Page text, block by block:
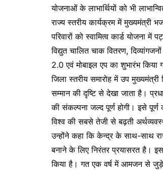
योजनाओं के लाभार्थियों को भी
राज्य स्तरीय कार्यक्रम में मुख्यमंत्री
परिवारों को स्वामित्व कार्ड योजना
विद्युत चालित चाक वितरण,
2.0 एवं मोबाइल एप का शुभारंभ किया
जिला स्तरीय समारोह में उप
सम्मान की दृष्टि से देखा जाता है।
की संकल्पना जल्द पूर्ण होगी। इसे
विश्व की सबसे तेजी से बढ़ती
उन्होंने कहा कि केन्द्र के साथ-साथ
बनाने के लिए निरंतर प्रयासरत है।
किया है। गत एक वर्ष में आमजन से जुड़े